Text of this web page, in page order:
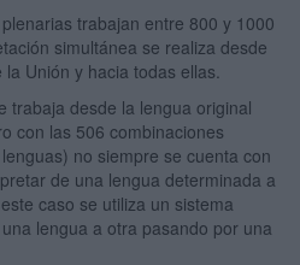
trabajan entre 800 y 1000
simultánea se realiza desde
Unión y hacia todas ellas.
trabaja desde la lengua original
con las 506 combinaciones
no siempre se cuenta con
de una lengua determinada a
caso se utiliza un sistema
lengua a otra pasando por una